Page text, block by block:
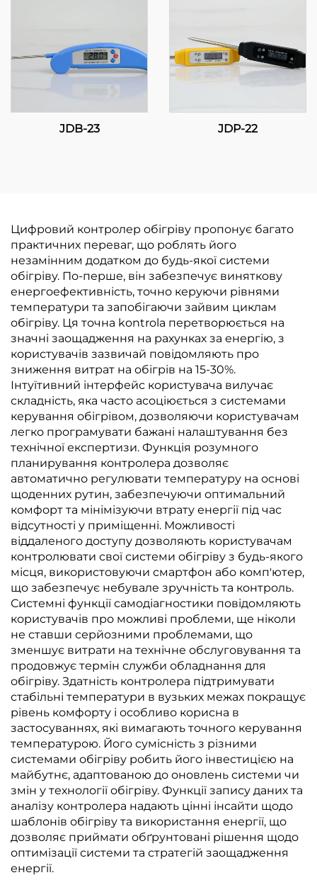
JDB-23 JDP-22
Цифровий контролер обігріву пропонує багато
практичних переваг, що роблять його
незамінним додатком до будь-якої системи
обігріву. По-перше, він забезпечує виняткову
енергоефективність, точно керуючи рівнями
температури та запобігаючи зайвим циклам
обігріву. Ця точна kontrola перетворюється на
значні заощадження на рахунках за енергію, з
користувачів зазвичай повідомляють про
зниження витрат на обігрів на 15-30%.
Інтуїтивний інтерфейс користувача вилучає
складність, яка часто асоціюється з системами
керування обігрівом, дозволяючи користувачам
легко програмувати бажані налаштування без
технічної експертизи. Функція розумного
планирування контролера дозволяє
автоматично регулювати температуру на основі
щоденних рутин, забезпечуючи оптимальний
комфорт та мінімізуючи втрату енергії під час
відсутності у приміщенні. Можливості
віддаленого доступу дозволяють користувачам
контролювати свої системи обігріву з будь-якого
місця, використовуючи смартфон або комп'ютер,
що забезпечує небувале зручність та контроль.
Системні функції самодіагностики повідомляють
користувачів про можливі проблеми, ще ніколи
не ставши серйозними проблемами, що
зменшує витрати на технічне обслуговування та
продовжує термін служби обладнання для
обігріву. Здатність контролера підтримувати
стабільні температури в вузьких межах покращує
рівень комфорту і особливо корисна в
застосуваннях, які вимагають точного керування
температурою. Його сумісність з різними
системами обігріву робить його інвестицією на
майбутнє, адаптованою до оновлень системи чи
змін у технології обігріву. Функції запису даних та
аналізу контролера надають цінні інсайти щодо
шаблонів обігріву та використання енергії, що
дозволяє приймати обґрунтовані рішення щодо
оптимізації системи та стратегій заощадження
енергії.